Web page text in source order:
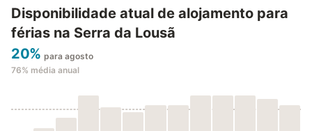
Disponibilidade atual de alojamento para
férias na Serra da Lousã
20% para agosto
76% média anual